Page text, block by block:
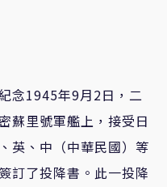
念1945年9月2日，二
蘇里號軍艦上，接受日
英、中（中華民國）等
訂了投降書。此一投降